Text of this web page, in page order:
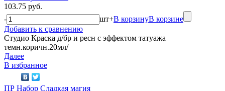
103.75 руб.
-
шт+В корзинуВ корзине
Добавить к сравнению
Студио Краска д/бр и ресн с эффектом татуажа
темн.коричн.20мл/
Далее
В избранное
ПР Набор Сладкая магия